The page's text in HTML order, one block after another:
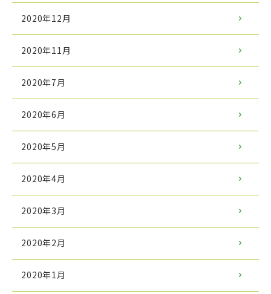
2020年12月
2020年11月
2020年7月
2020年6月
2020年5月
2020年4月
2020年3月
2020年2月
2020年1月